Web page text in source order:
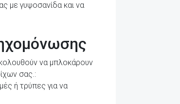
με γυψοσανίδα και να
να μπλοκάρουν
σας.:
ή τρύπες για να